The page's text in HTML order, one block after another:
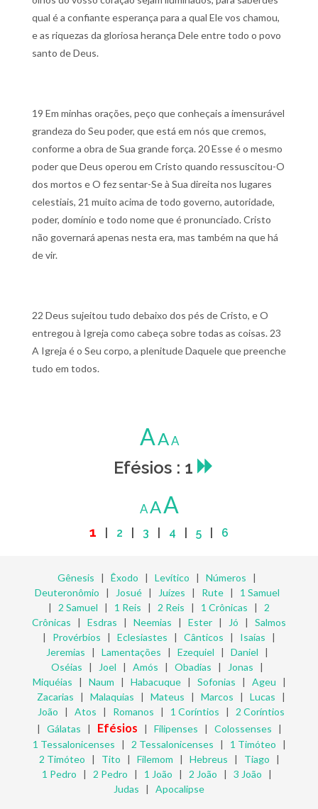
qual é a confiante esperança para a qual Ele vos chamou,
e as riquezas da gloriosa herança Dele entre todo o povo
santo de Deus.
19 Em minhas orações, peço que conheçais a imensurável
grandeza do Seu poder, que está em nós que cremos,
conforme a obra de Sua grande força. 20 Esse é o mesmo
poder que Deus operou em Cristo quando ressuscitou-O
dos mortos e O fez sentar-Se à Sua direita nos lugares
celestiais, 21 muito acima de todo governo, autoridade,
poder, domínio e todo nome que é pronunciado. Cristo
não governará apenas nesta era, mas também na que há
de vir.
22 Deus sujeitou tudo debaixo dos pés de Cristo, e O
entregou à Igreja como cabeça sobre todas as coisas. 23
A Igreja é o Seu corpo, a plenitude Daquele que preenche
tudo em todos.
AAA
Efésios : 1
AAA
1 2 3 4 5 6
Gênesis | Êxodo | Levítico | Números |
Deuteronômio | Josué| Juízes | Rute| 1 Samuel
| 2 Samuel | 1 Reis | 2 Reis | 1 Crônicas | 2
Crônicas | Esdras | Neemias | Ester | Jó | Salmos
| Provérbios | Eclesiastes | Cânticos | Isaías |
Jeremias | Lamentações | Ezequiel | Daniel |
Oséias | Joel | Amós | Obadias | Jonas |
Miquéias | Naum | Habacuque| Sofonias | Ageu |
Zacarias | Malaquias | Mateus | Marcos | Lucas |
João | Atos | Romanos | 1 Coríntios | 2 Coríntios
| Gálatas | Efésios | Filipenses | Colossenses |
1 Tessalonicenses | 2 Tessalonicenses | 1 Timóteo |
2 Timóteo | Tito | Filemom | Hebreus | Tiago |
1 Pedro | 2 Pedro | 1 João | 2 João | 3 João |
Judas | Apocalipse